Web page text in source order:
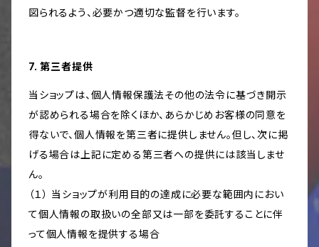
図られるよう、必要かつ適切な監督を行います。
7. 第三者提供
当ショップは、個人情報保護法その他の法令に基づき開示
が認められる場合を除くほか、あらかじめお客様の同意を
得ないで、個人情報を第三者に提供しません。但し、次に掲
げる場合は上記に定める第三者への提供には該当しませ
ん。
（１） 当ショップが利用目的の達成に必要な範囲内におい
て個人情報の取扱いの全部又は一部を委託することに伴
って個人情報を提供する場合